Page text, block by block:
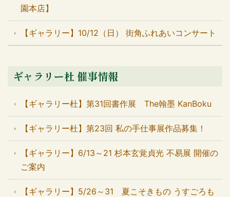
園本店】
【ギャラリー】10/12（日） 街角ふれあいコンサート
ギャラリー杜 催事情報
【ギャラリー杜】第31回書作展 The翰墨 KanBoku
【ギャラリー杜】第23回 私の手仕事展作品募集！
【ギャラリー】6/13～21 杉本玄覚貞光 不易展 開催の
ご案内
【ギャラリー】5/26～31 夏こそきもの うすごろも